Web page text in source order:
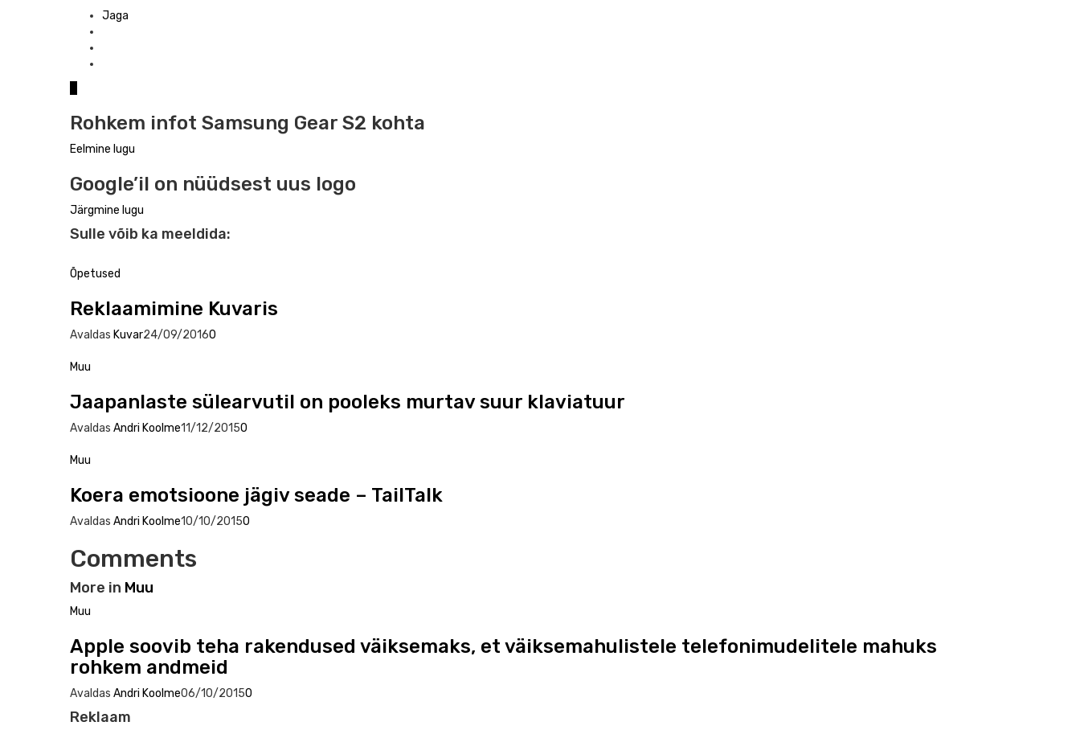
Jaga
Rohkem infot Samsung Gear S2 kohta
Eelmine lugu
Google’il on nüüdsest uus logo
Järgmine lugu
Sulle võib ka meeldida:
Õpetused
Reklaamimine Kuvaris
Avaldas Kuvar24/09/20160
Muu
Jaapanlaste sülearvutil on pooleks murtav suur klaviatuur
Avaldas Andri Koolme11/12/20150
Muu
Koera emotsioone jägiv seade – TailTalk
Avaldas Andri Koolme10/10/20150
Comments
More in Muu
Muu
Apple soovib teha rakendused väiksemaks, et väiksemahulistele telefonimudelitele mahuks
rohkem andmeid
Avaldas Andri Koolme06/10/20150
Reklaam